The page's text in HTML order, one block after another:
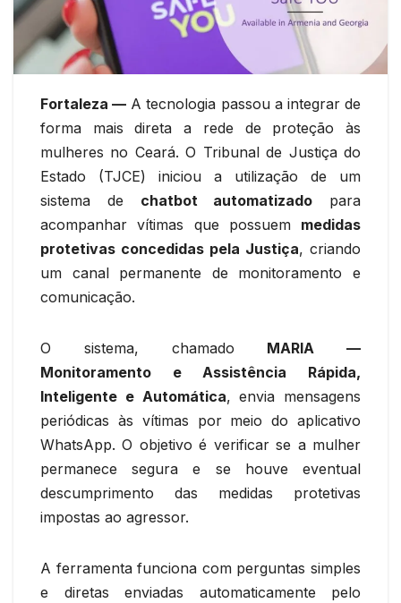
Fortaleza — A tecnologia passou a integrar de
forma mais direta a rede de proteção às
mulheres no Ceará. O Tribunal de Justiça do
Estado (TJCE) iniciou a utilização de um
sistema de chatbot automatizado para
acompanhar vítimas que possuem medidas
protetivas concedidas pela Justiça, criando
um canal permanente de monitoramento e
comunicação.
O sistema, chamado MARIA —
Monitoramento e Assistência Rápida,
Inteligente e Automática, envia mensagens
periódicas às vítimas por meio do aplicativo
WhatsApp. O objetivo é verificar se a mulher
permanece segura e se houve eventual
descumprimento das medidas protetivas
impostas ao agressor.
A ferramenta funciona com perguntas simples
e diretas enviadas automaticamente pelo